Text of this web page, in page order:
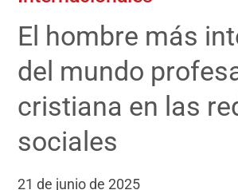
El hombre más
del mundo
cristiana en las
sociales
21 de junio de 2025